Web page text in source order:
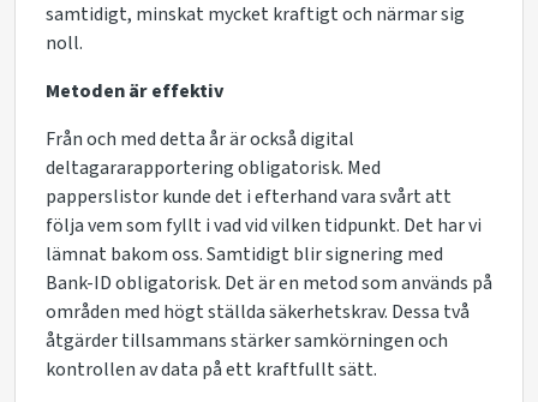
samtidigt, minskat mycket kraftigt och närmar sig
noll.
Metoden är effektiv
Från och med detta år är också digital
deltagararapportering obligatorisk. Med
papperslistor kunde det i efterhand vara svårt att
följa vem som fyllt i vad vid vilken tidpunkt. Det har vi
lämnat bakom oss. Samtidigt blir signering med
Bank-ID obligatorisk. Det är en metod som används på
områden med högt ställda säkerhetskrav. Dessa två
åtgärder tillsammans stärker samkörningen och
kontrollen av data på ett kraftfullt sätt.